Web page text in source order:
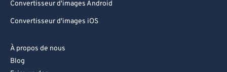
Convertisseur d'images Android
Convertisseur d'images iOS
À propos de nous
Blog